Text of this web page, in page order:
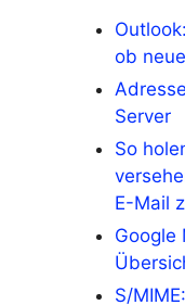
ob
Server
So
E-Mail
Google
S/